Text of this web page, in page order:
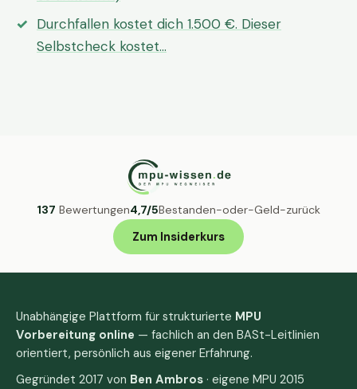
Durchfallen kostet dich 1.500 €. Dieser
Selbstcheck kostet…
137 Bewertungen4,7/5Bestanden-oder-Geld-zurück
Zum Insiderkurs
Unabhängige Plattform für strukturierte MPU
Vorbereitung online — fachlich an den BASt-Leitlinien
orientiert, persönlich aus eigener Erfahrung.
Gegründet 2017 von Ben Ambros · eigene MPU 2015